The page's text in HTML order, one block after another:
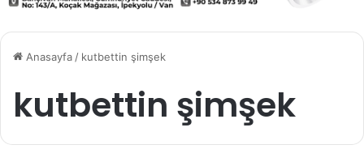
Anasayfa/ kutbettin şimşek
kutbettin şimşek